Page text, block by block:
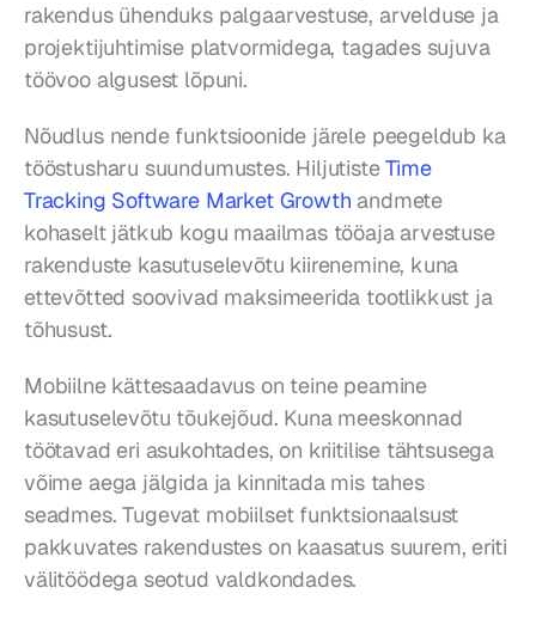
rakendus ühenduks palgaarvestuse, arvelduse ja
projektijuhtimise platvormidega, tagades sujuva
töövoo algusest lõpuni.
Nõudlus nende funktsioonide järele peegeldub ka
tööstusharu suundumustes. Hiljutiste Time
Tracking Software Market Growth andmete
kohaselt jätkub kogu maailmas tööaja arvestuse
rakenduste kasutuselevõtu kiirenemine, kuna
ettevõtted soovivad maksimeerida tootlikkust ja
tõhusust.
Mobiilne kättesaadavus on teine peamine
kasutuselevõtu tõukejõud. Kuna meeskonnad
töötavad eri asukohtades, on kriitilise tähtsusega
võime aega jälgida ja kinnitada mis tahes
seadmes. Tugevat mobiilset funktsionaalsust
pakkuvates rakendustes on kaasatus suurem, eriti
välitöödega seotud valdkondades.